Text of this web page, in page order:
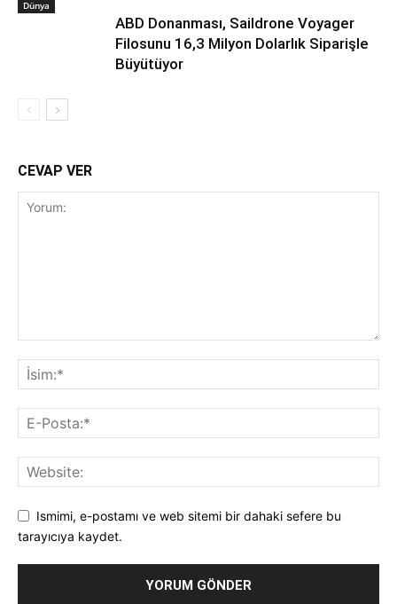
Dünya
ABD Donanması, Saildrone Voyager
Filosunu 16,3 Milyon Dolarlık Siparişle
Büyütüyor
CEVAP VER
Ismimi, e-postamı ve web sitemi bir dahaki sefere bu
tarayıcıya kaydet.